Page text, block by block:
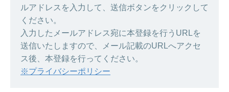
ルアドレスを入力して、送信ボタンをクリックして
ください。
入力したメールアドレス宛に本登録を行うURLを
送信いたしますので、メール記載のURLへアクセ
ス後、本登録を行ってください。
※プライバシーポリシー